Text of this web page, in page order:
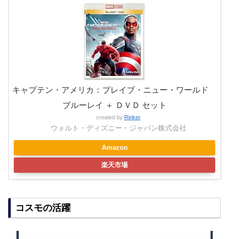
キャプテン・アメリカ：ブレイブ・ニュー・ワールド
ブルーレイ ＋ ＤＶＤ セット
created by Rinker
ウォルト・ディズニー・ジャパン株式会社
Amazon
楽天市場
コスモの活躍